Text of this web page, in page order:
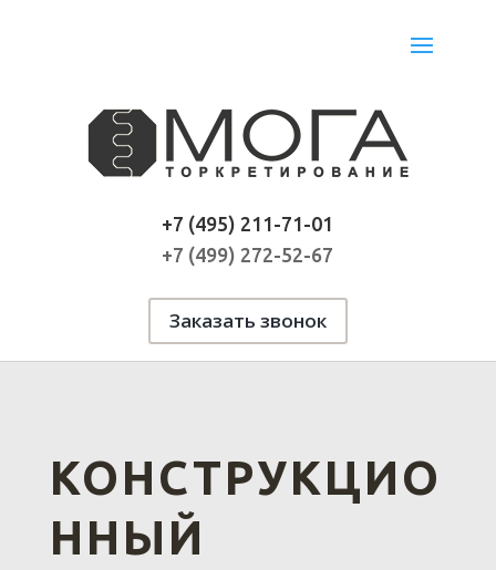
+7 (495) 211-71-01
+7 (499) 272-52-67
Заказать звонок
КОНСТРУКЦИО
ННЫЙ